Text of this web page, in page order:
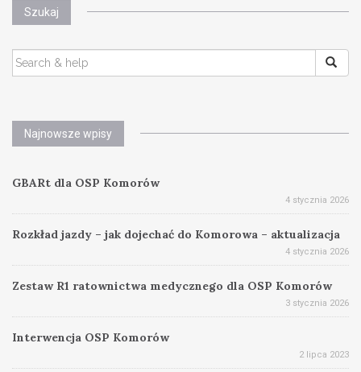
Szukaj
SEARCH
FOR:
Najnowsze wpisy
GBARt dla OSP Komorów
4 stycznia 2026
Rozkład jazdy – jak dojechać do Komorowa – aktualizacja
4 stycznia 2026
Zestaw R1 ratownictwa medycznego dla OSP Komorów
3 stycznia 2026
Interwencja OSP Komorów
2 lipca 2023